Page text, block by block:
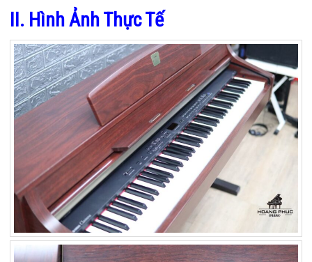
II. Hình Ảnh Thực Tế